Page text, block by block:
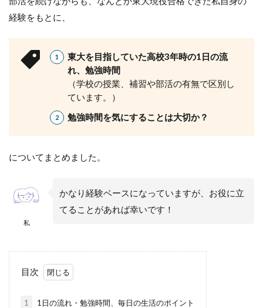
経験をもとに、
東大を目指していた高校3年時の1日の流
れ、勉強時間
（学校の授業、補習や部活の有無で区別し
ています。）
勉強時間を気にすることは大切か？
についてまとめました。
私
かなり経験ベースになっていますが、お役に立
てることがあれば幸いです！
目次
1 1日の流れ・勉強時間、毎日の生活のポイント